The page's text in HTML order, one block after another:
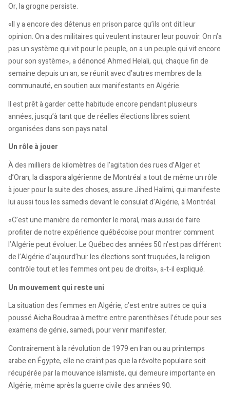
Or, la grogne persiste.
«Il y a encore des détenus en prison parce qu’ils ont dit leur
opinion. On a des militaires qui veulent instaurer leur pouvoir. On n’a
pas un système qui vit pour le peuple, on a un peuple qui vit encore
pour son système», a dénoncé Ahmed Helali, qui, chaque fin de
semaine depuis un an, se réunit avec d’autres membres de la
communauté, en soutien aux manifestants en Algérie.
Il est prêt à garder cette habitude encore pendant plusieurs
années, jusqu’à tant que de réelles élections libres soient
organisées dans son pays natal.
Un rôle à jouer
À des milliers de kilomètres de l’agitation des rues d’Alger et
d’Oran, la diaspora algérienne de Montréal a tout de même un rôle
à jouer pour la suite des choses, assure Jihed Halimi, qui manifeste
lui aussi tous les samedis devant le consulat d’Algérie, à Montréal.
«C’est une manière de remonter le moral, mais aussi de faire
profiter de notre expérience québécoise pour montrer comment
l’Algérie peut évoluer. Le Québec des années 50 n’est pas différent
de l’Algérie d’aujourd’hui: les élections sont truquées, la religion
contrôle tout et les femmes ont peu de droits», a-t-il expliqué.
Un mouvement qui reste uni
La situation des femmes en Algérie, c’est entre autres ce qui a
poussé Aicha Boudraa à mettre entre parenthèses l’étude pour ses
examens de génie, samedi, pour venir manifester.
Contrairement à la révolution de 1979 en Iran ou au printemps
arabe en Égypte, elle ne craint pas que la révolte populaire soit
récupérée par la mouvance islamiste, qui demeure importante en
Algérie, même après la guerre civile des années 90.